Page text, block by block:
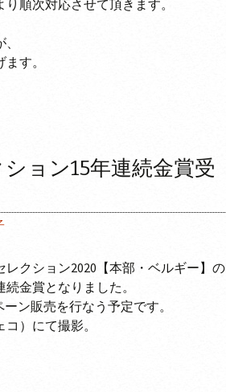
順次対応させて頂きます。
す。
ョン15年連続金賞受
クション2020【本部・ベルギー】の
金賞となりました。
ン販売を行なう予定です。
）にて撮影。